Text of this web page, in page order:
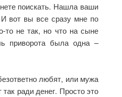
поискать. Нашла ваши
вот вы все сразу мне по
то не так, но что на сыне
приворота была одна –
любят, или мужа
ради денег. Просто это